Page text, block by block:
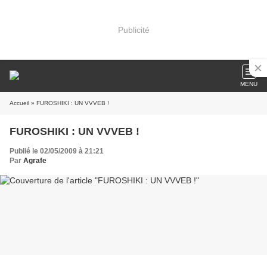
Publicité
MENU
Accueil » FUROSHIKI : UN VVVEB !
FUROSHIKI : UN VVVEB !
Publié le 02/05/2009 à 21:21
Par Agrafe